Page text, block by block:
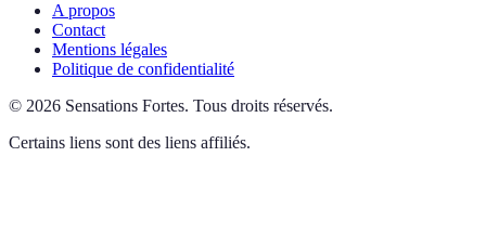
A propos
Contact
Mentions légales
Politique de confidentialité
© 2026 Sensations Fortes. Tous droits réservés.
Certains liens sont des liens affiliés.